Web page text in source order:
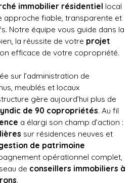
immobilier résidentiel local
approche fiable, transparente et
Notre équipe vous guide dans la
la réussite de votre projet
efficace de votre copropriété.
sur l’administration de
meublés et locaux
gère aujourd’hui plus de
de 90 copropriétés. Au fil
a élargi son champ d’action :
sur résidences neuves et
de patrimoine
opérationnel complet,
de conseillers immobiliers à
.